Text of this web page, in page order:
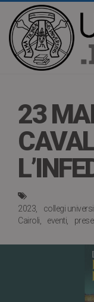
23
2023 collegi
Cairoli
eventi